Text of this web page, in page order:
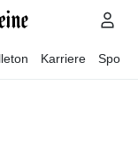
Karriere Sport